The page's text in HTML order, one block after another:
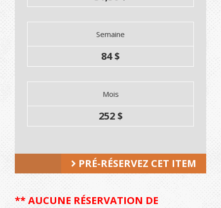
Semaine
84 $
Mois
252 $
PRÉ-RÉSERVEZ CET ITEM
** AUCUNE RÉSERVATION DE